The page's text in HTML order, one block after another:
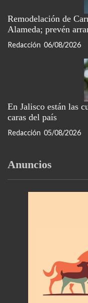
Remodelación de
Alameda; prevén
Redacción 06/08/2026
En Jalisco están las
caras del país
Redacción 05/08/2026
Anuncios